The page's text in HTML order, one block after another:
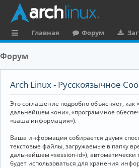
ы
и
Главная Форум
Форум
Arch Linux - Русскоязычное
Это соглашение подробно объясняет,
дальнейшем «они», «программное
«ваша информация»).
Ваша информация собирается двумя
текстовые файлы, загружаемые в папку
дальнейшем «session-id»),
будет использоваться для хранения